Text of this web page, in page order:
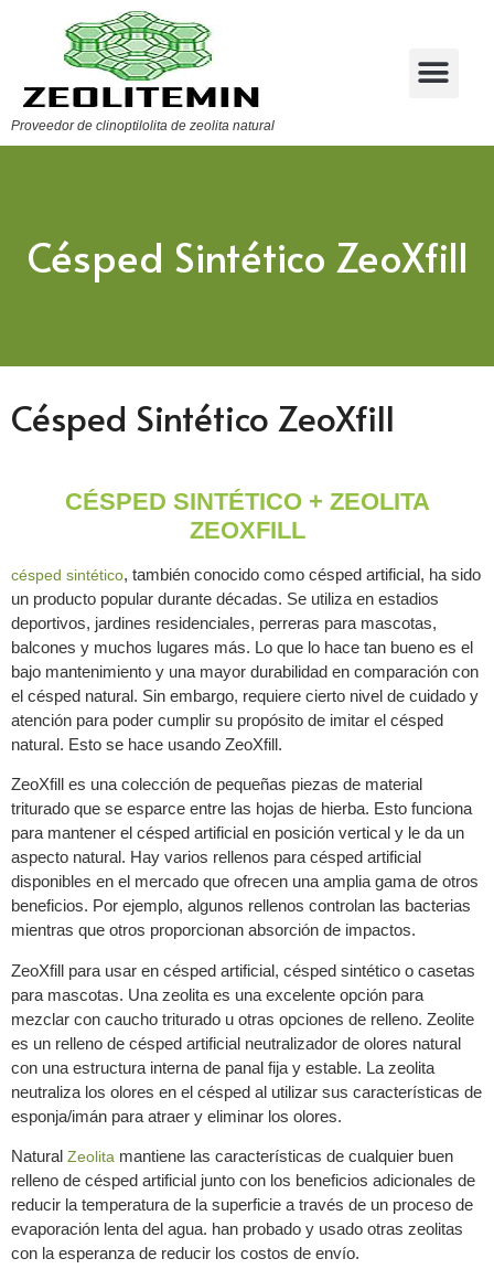
Proveedor de clinoptilolita de zeolita natural
Césped Sintético ZeoXfill
Césped Sintético ZeoXfill
CÉSPED SINTÉTICO + ZEOLITA
ZEOXFILL
césped sintético, también conocido como césped artificial, ha sido
un producto popular durante décadas. Se utiliza en estadios
deportivos, jardines residenciales, perreras para mascotas,
balcones y muchos lugares más. Lo que lo hace tan bueno es el
bajo mantenimiento y una mayor durabilidad en comparación con
el césped natural. Sin embargo, requiere cierto nivel de cuidado y
atención para poder cumplir su propósito de imitar el césped
natural. Esto se hace usando ZeoXfill.
ZeoXfill es una colección de pequeñas piezas de material
triturado que se esparce entre las hojas de hierba. Esto funciona
para mantener el césped artificial en posición vertical y le da un
aspecto natural. Hay varios rellenos para césped artificial
disponibles en el mercado que ofrecen una amplia gama de otros
beneficios. Por ejemplo, algunos rellenos controlan las bacterias
mientras que otros proporcionan absorción de impactos.
ZeoXfill para usar en césped artificial, césped sintético o casetas
para mascotas. Una zeolita es una excelente opción para
mezclar con caucho triturado u otras opciones de relleno. Zeolite
es un relleno de césped artificial neutralizador de olores natural
con una estructura interna de panal fija y estable. La zeolita
neutraliza los olores en el césped al utilizar sus características de
esponja/imán para atraer y eliminar los olores.
Natural Zeolita mantiene las características de cualquier buen
relleno de césped artificial junto con los beneficios adicionales de
reducir la temperatura de la superficie a través de un proceso de
evaporación lenta del agua. han probado y usado otras zeolitas
con la esperanza de reducir los costos de envío.